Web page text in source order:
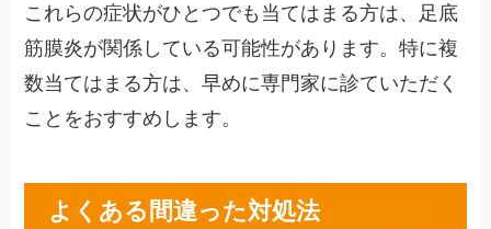
これらの症状がひとつでも当てはまる方は、足底
筋膜炎が関係している可能性があります。特に複
数当てはまる方は、早めに専門家に診ていただく
ことをおすすめします。
よくある間違った対処法